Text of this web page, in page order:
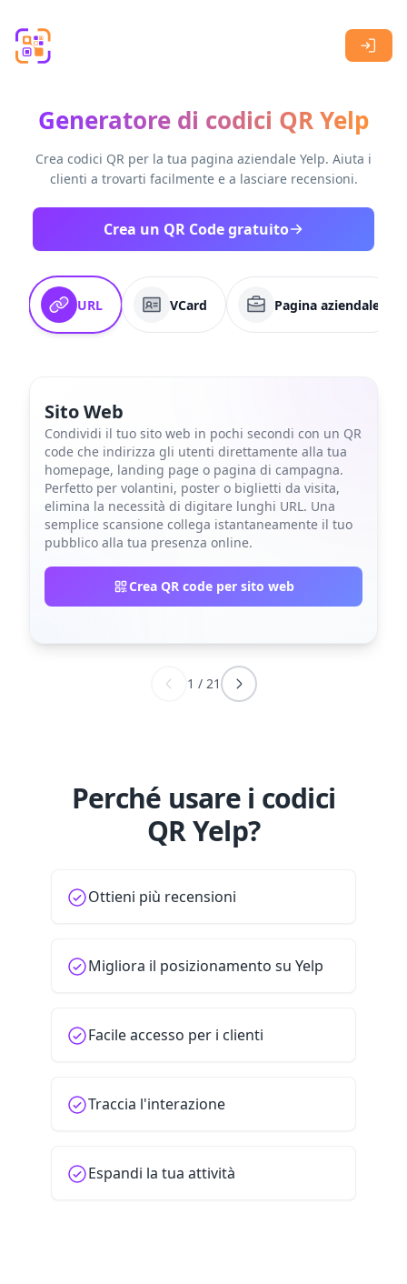
Generatore di codici QR Yelp
Crea codici QR per la tua pagina aziendale Yelp. Aiuta i
clienti a trovarti facilmente e a lasciare recensioni.
Crea un QR Code gratuito
URL VCard Pagina aziendale
Sito Web
Condividi il tuo sito web in pochi secondi con un QR
code che indirizza gli utenti direttamente alla tua
homepage, landing page o pagina di campagna.
Perfetto per volantini, poster o biglietti da visita,
elimina la necessità di digitare lunghi URL. Una
semplice scansione collega istantaneamente il tuo
pubblico alla tua presenza online.
Crea QR code per sito web
1 / 21
Perché usare i codici
QR Yelp?
Ottieni più recensioni
Migliora il posizionamento su Yelp
Facile accesso per i clienti
Traccia l'interazione
Espandi la tua attività